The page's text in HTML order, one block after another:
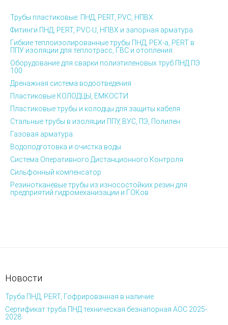
Трубы пластиковые: ПНД, PERT, PVC, НПВХ
Фитинги ПНД, PERT, PVC-U, НПВХ и запорная арматура
Гибкие теплоизолированные трубы ПНД, PEX-а, PERT в
ППУ изоляции для теплотрасс, ГВС и отопления
Оборудование для сварки полиэтиленовых труб ПНД ПЭ
100
Дренажная система водоотведения
Пластиковые КОЛОДЦЫ, ЕМКОСТИ
Пластиковые трубы и колодцы для защиты кабеля
Стальные трубы в изоляции ППУ, ВУС, ПЭ, Полилен
Газовая арматура
Водоподготовка и очистка воды
Система Оперативного Дистанционного Контроля
Сильфонный компенсатор
Резинотканевые трубы из износостойких резин для
предприятий гидромеханизации и ГОКов
Новости
Труба ПНД, PERT, Гофрированная в наличие
Сертификат труба ПНД техническая безнапорная АОС 2025-
2028